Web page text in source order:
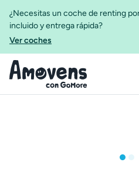
¿Necesitas un coche de renting
incluido y entrega rápida?
Ver coches